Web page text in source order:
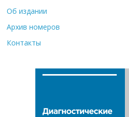
Об издании
Архив номеров
Контакты